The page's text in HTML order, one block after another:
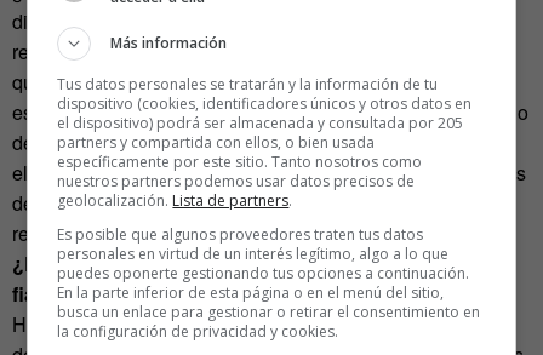
distintos lobbies. Ahora, están pegando una patada a las
renovables, que es el único sector en el que tenemos algo
que decir. El día que el petróleo y el gas empiece a
escasear no estaremos preparados, porque todo lo contrario
de lo que deberíamos hacer: Reducir el uso del coche,
electrificar ferrocarriles para transporte de mercancía, trenes
de media velocidad que son más eficientes que los AVE,
rehabilitar las viviendas para evitar la pérdida energética…
¿Las primas a las renovables de Zapatero fueron un
fiasco?
Hay que aclarar que primas reciben todas las energías,
Más información
Tus datos personales se tratarán y la información de tu
dispositivo (cookies, identificadores únicos y otros datos en
el dispositivo) podrá ser almacenada y consultada por 205
partners y compartida con ellos, o bien usada
específicamente por este sitio. Tanto nosotros como
nuestros partners podemos usar datos precisos de
geolocalización. Lista de partners.
Es posible que algunos proveedores traten tus datos
personales en virtud de un interés legítimo, algo a lo que
puedes oponerte gestionando tus opciones a continuación.
En la parte inferior de esta página o en el menú del sitio,
busca un enlace para gestionar o retirar el consentimiento en
la configuración de privacidad y cookies.